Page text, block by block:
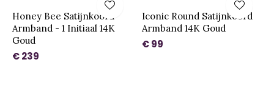
Honey Bee Satijnkoord
Armband - 1 Initiaal 14K
Goud
€ 239
Iconic Round Satijnkoord
Armband 14K Goud
€ 99